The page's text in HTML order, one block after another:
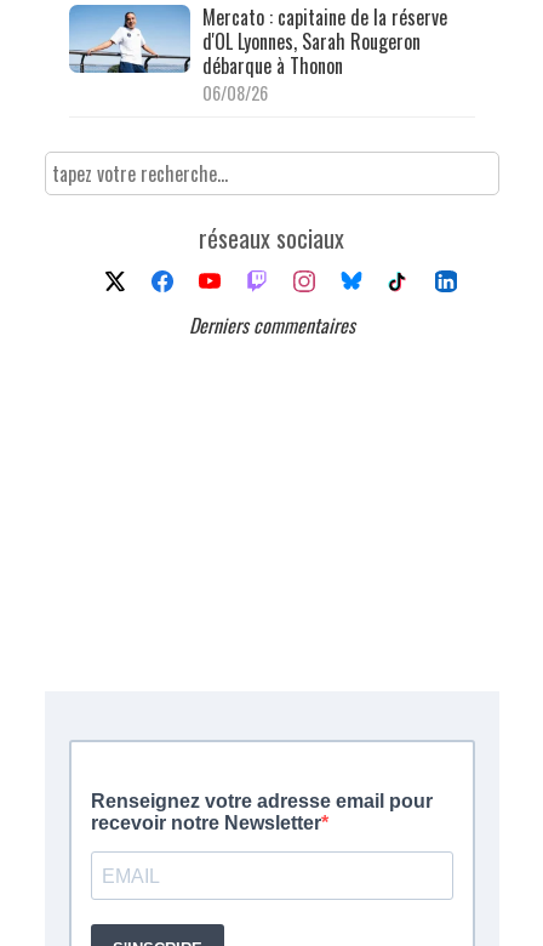
Mercato : capitaine de la réserve
d'OL Lyonnes, Sarah Rougeron
débarque à Thonon
06/08/26
réseaux sociaux
Derniers commentaires